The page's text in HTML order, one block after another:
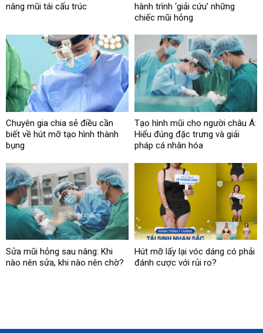
nâng mũi tái cấu trúc
hành trình ‘giải cứu’ những
chiếc mũi hỏng
Chuyên gia chia sẻ điều cần
biết về hút mỡ tạo hình thành
bụng
Tạo hình mũi cho người châu Á:
Hiểu đúng đặc trưng và giải
pháp cá nhân hóa
Sửa mũi hỏng sau nâng: Khi
nào nên sửa, khi nào nên chờ?
Hút mỡ lấy lại vóc dáng có phải
đánh cược với rủi ro?